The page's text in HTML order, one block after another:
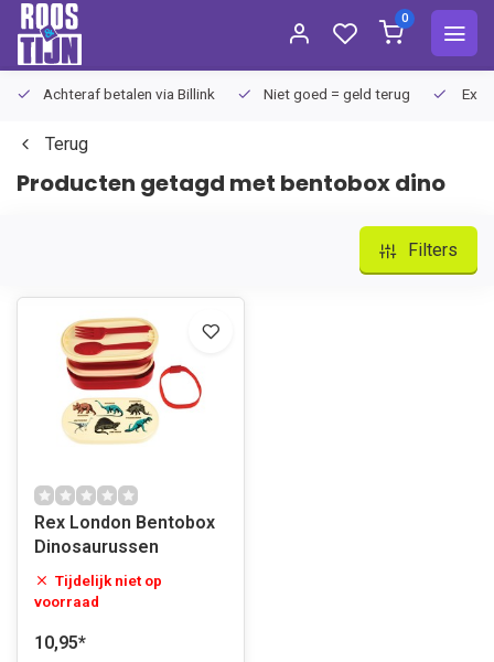
0
Achteraf betalen via Billink Niet goed = geld terug
Terug
Producten getagd met bentobox dino
Filters
Rex London Bentobox
Dinosaurussen
Tijdelijk niet op
voorraad
10,95*